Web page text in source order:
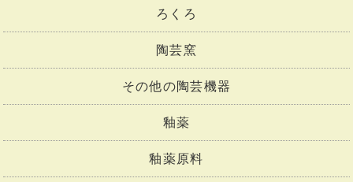
ろくろ
陶芸窯
その他の陶芸機器
釉薬
釉薬原料